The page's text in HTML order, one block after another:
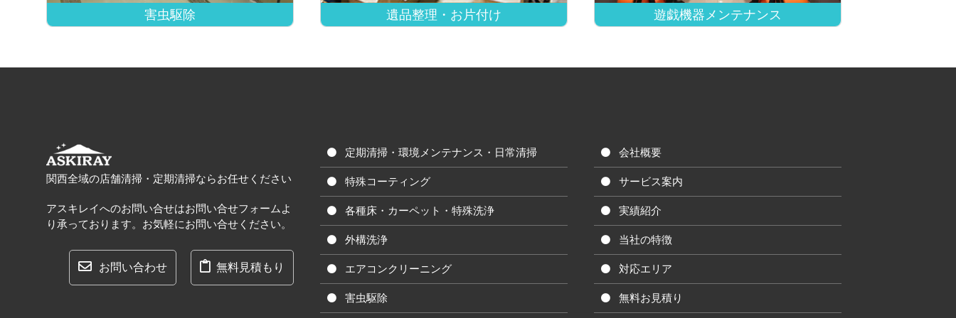
害虫駆除 遺品整理・お片付け 遊戯機器メンテナンス
関西全域の店舗清掃・定期清掃ならお任せください
アスキレイへのお問い合せはお問い合せフォームよ
り承っております。お気軽にお問い合せください。
無料見積もり
お問い合わせ
定期清掃・環境メンテナンス・日常清掃
特殊コーティング
各種床・カーペット・特殊洗浄
外構洗浄
エアコンクリーニング
害虫駆除
会社概要
サービス案内
実績紹介
当社の特徴
対応エリア
無料お見積り